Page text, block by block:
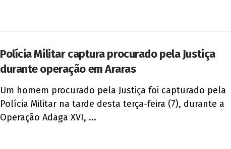
Polícia Militar captura procurado pela Justiça
durante operação em Araras
Um homem procurado pela Justiça foi capturado pela
Polícia Militar na tarde desta terça-feira (7), durante a
Operação Adaga XVI, ...